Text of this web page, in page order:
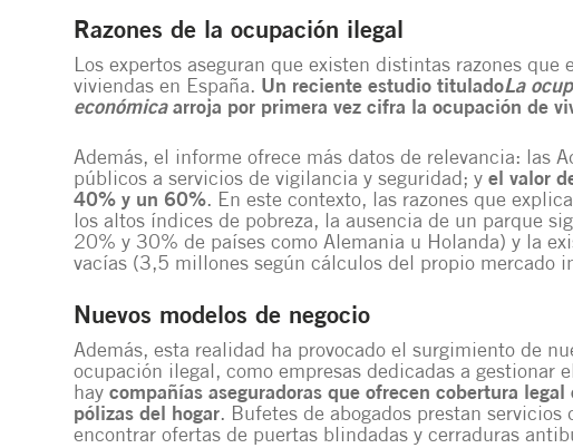
Razones de la ocupación ilegal
Los expertos aseguran que existen distintas razones
viviendas en España. Un reciente estudio tituladoLa
económicaarroja por primera vez cifra la ocupación de
Además, el informe ofrece más datos de relevancia: las
públicos a servicios de vigilancia y seguridad; y el valor
40% y un 60%. En este contexto, las razones que
los altos índices de pobreza, la ausencia de un parque
20% y 30% de países como Alemania u Holanda) y la
vacías (3,5 millones según cálculos del propio mercado
Nuevos modelos de negocio
Además, esta realidad ha provocado el surgimiento de
ocupación ilegal, como empresas dedicadas a gestionar
hay compañías aseguradoras que ofrecen cobertura
pólizas del hogar. Bufetes de abogados prestan servicios
encontrar ofertas de puertas blindadas y cerraduras